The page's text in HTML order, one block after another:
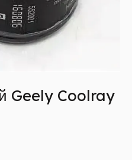
Geely Coolray